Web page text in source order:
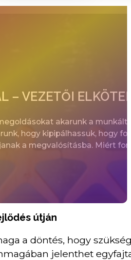
– VEZETŐI
akarunk a
hogy kipipálhassuk, hogy
a megvalósításba. Miért
útján
a döntés, hogy
jelenthet